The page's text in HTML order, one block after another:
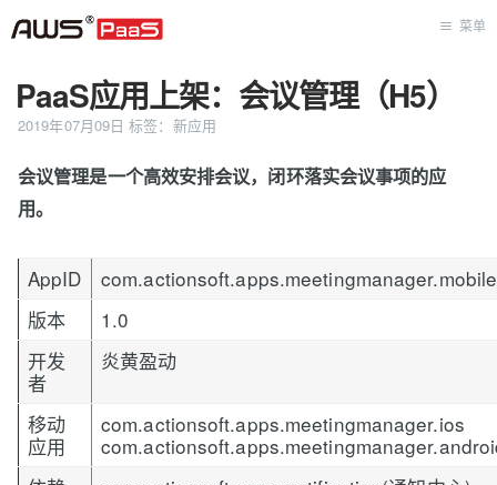
首页
菜单
PaaS应用上架：会议管理（H5）
2019年07月09日 标签： 新应用
会议管理是一个高效安排会议，闭环落实会议事项的应
用。
AppID
com.actionsoft.apps.meetingmanager.mobile
版本
1.0
开发
者
炎黄盈动
移动
应用
com.actionsoft.apps.meetingmanager.ios